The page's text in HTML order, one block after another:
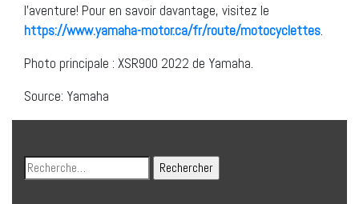
l’aventure! Pour en savoir davantage, visitez le
https://www.yamaha-motor.ca/fr/route/motocyclettes.
Photo principale : XSR900 2022 de Yamaha.
Source: Yamaha